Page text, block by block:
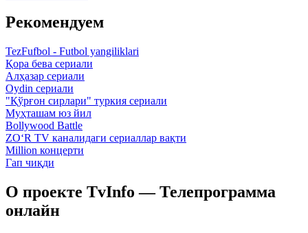
Рекомендуем
TezFufbol - Futbol yangiliklari
Қора бева сериали
Алҳазар сериали
Oydin сериали
"Қўрғон сирлари" туркия сериали
Муҳташам юз йил
Bollywood Battle
ZO‘R TV каналидаги сериаллар вақти
Million концерти
Гап чиқди
О проекте TvInfo — Телепрограмма
онлайн